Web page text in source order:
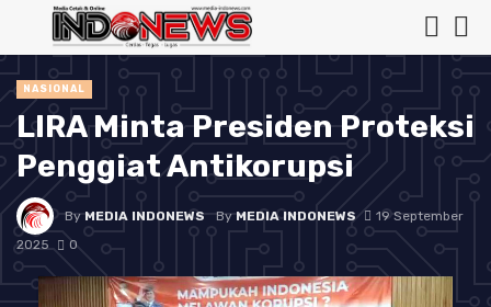
NASIONAL
LIRA Minta Presiden Proteksi
Penggiat Antikorupsi
ByMEDIA INDONEWS ByMEDIA INDONEWS
19 September
2025
0